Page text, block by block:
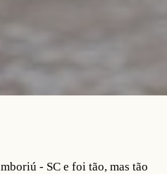
- SC e foi tão, mas tão